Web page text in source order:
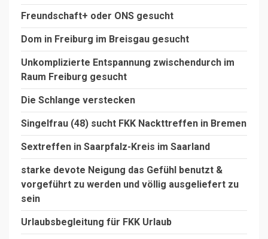
Freundschaft+ oder ONS gesucht
Dom in Freiburg im Breisgau gesucht
Unkomplizierte Entspannung zwischendurch im
Raum Freiburg gesucht
Die Schlange verstecken
Singelfrau (48) sucht FKK Nackttreffen in Bremen
Sextreffen in Saarpfalz-Kreis im Saarland
starke devote Neigung das Gefühl benutzt &
vorgeführt zu werden und völlig ausgeliefert zu
sein
Urlaubsbegleitung für FKK Urlaub